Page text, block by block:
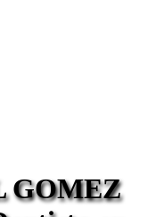
GOMEZ